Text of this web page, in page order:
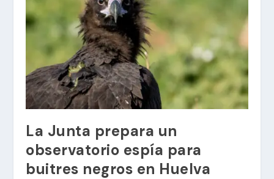
La Junta prepara un
observatorio espía para
buitres negros en Huelva